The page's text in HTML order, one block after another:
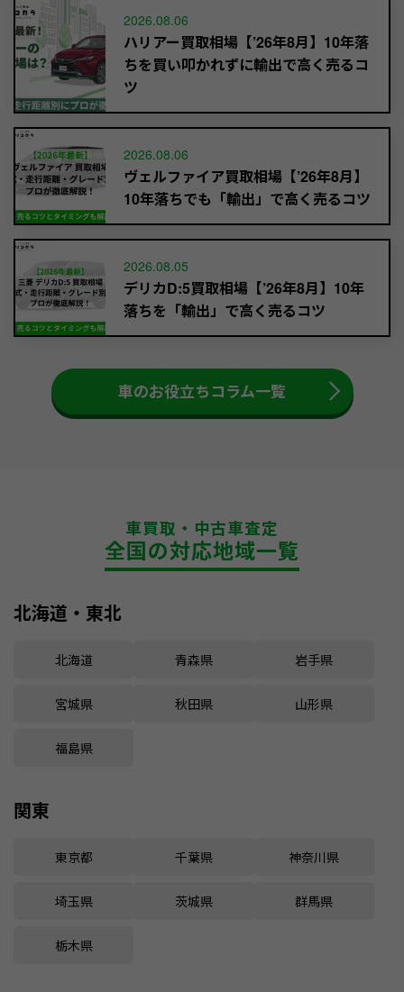
2026.08.06
ハリアー買取相場【’26年8月】10年落
ちを買い叩かれずに輸出で高く売るコ
ツ
2026.08.06
ヴェルファイア買取相場【’26年8月】
10年落ちでも「輸出」で高く売るコツ
2026.08.05
デリカD:5買取相場【’26年8月】10年
落ちを「輸出」で高く売るコツ
車のお役立ちコラム一覧
車買取・中古車査定
全国の対応地域一覧
北海道・東北
北海道 青森県 岩手県
宮城県 秋田県 山形県
福島県
関東
東京都 千葉県 神奈川県
埼玉県 茨城県 群馬県
栃木県